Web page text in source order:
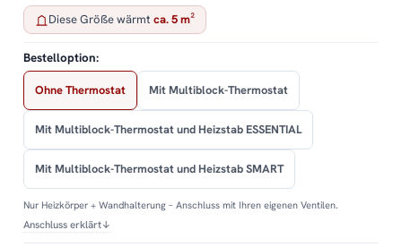
Diese Größe wärmt ca. 5 m²
Bestelloption:
Ohne Thermostat Mit Multiblock-Thermostat
Mit Multiblock-Thermostat und Heizstab ESSENTIAL
Mit Multiblock-Thermostat und Heizstab SMART
Nur Heizkörper + Wandhalterung – Anschluss mit Ihren eigenen Ventilen.
Anschluss erklärt↓